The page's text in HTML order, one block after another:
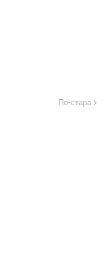
По-стара